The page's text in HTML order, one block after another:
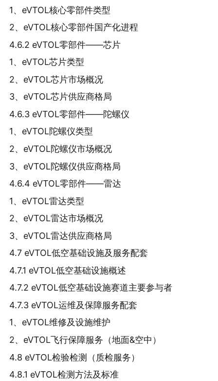
1、eVTOL核心零部件类型
2、eVTOL核心零部件国产化进程
4.6.2 eVTOL零部件——芯片
1、eVTOL芯片类型
2、eVTOL芯片市场概况
3、eVTOL芯片供应商格局
4.6.3 eVTOL零部件——陀螺仪
1、eVTOL陀螺仪类型
2、eVTOL陀螺仪市场概况
3、eVTOL陀螺仪供应商格局
4.6.4 eVTOL零部件——雷达
1、eVTOL雷达类型
2、eVTOL雷达市场概况
3、eVTOL雷达供应商格局
4.7 eVTOL低空基础设施及服务配套
4.7.1 eVTOL低空基础设施概述
4.7.2 eVTOL低空基础设施赛道主要参与者
4.7.3 eVTOL运维及保障服务配套
1、eVTOL维修及设施维护
2、eVTOL飞行保障服务（地面&空中）
4.8 eVTOL检验检测（质检服务）
4.8.1 eVTOL检测方法及标准